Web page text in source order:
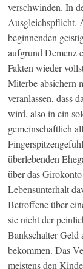
verschwinden. In
Ausgleichspflicht.
beginnenden
aufgrund Demenz
Fakten wieder
Miterbe absichern
veranlassen, dass
wird, also in ein
gemeinschaftlich
überlebenden
über das
Lebensunterhalt
Betroffene über
sie nicht der
Bankschalter Geld
bekommen. Das
meistens den